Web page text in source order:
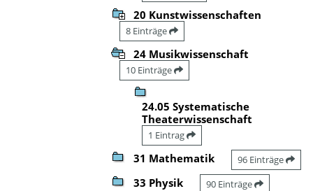
20 Kunstwissenschaften
8 Einträge
24 Musikwissenschaft
10 Einträge
24.05 Systematische
Theaterwissenschaft
1 Eintrag
31 Mathematik 96 Einträge
33 Physik 90 Einträge